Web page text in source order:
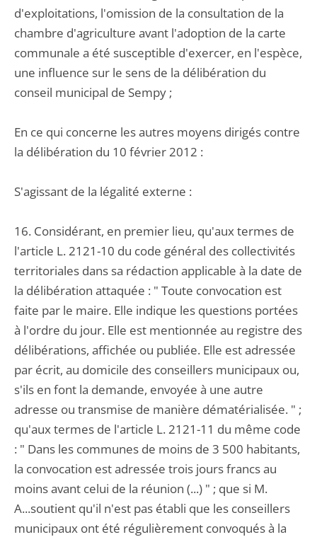
d'exploitations, l'omission de la consultation de la
chambre d'agriculture avant l'adoption de la carte
communale a été susceptible d'exercer, en l'espèce,
une influence sur le sens de la délibération du
conseil municipal de Sempy ;
En ce qui concerne les autres moyens dirigés contre
la délibération du 10 février 2012 :
S'agissant de la légalité externe :
16. Considérant, en premier lieu, qu'aux termes de
l'article L. 2121-10 du code général des collectivités
territoriales dans sa rédaction applicable à la date de
la délibération attaquée : " Toute convocation est
faite par le maire. Elle indique les questions portées
à l'ordre du jour. Elle est mentionnée au registre des
délibérations, affichée ou publiée. Elle est adressée
par écrit, au domicile des conseillers municipaux ou,
s'ils en font la demande, envoyée à une autre
adresse ou transmise de manière dématérialisée. " ;
qu'aux termes de l'article L. 2121-11 du même code
: " Dans les communes de moins de 3 500 habitants,
la convocation est adressée trois jours francs au
moins avant celui de la réunion (...) " ; que si M.
A...soutient qu'il n'est pas établi que les conseillers
municipaux ont été régulièrement convoqués à la